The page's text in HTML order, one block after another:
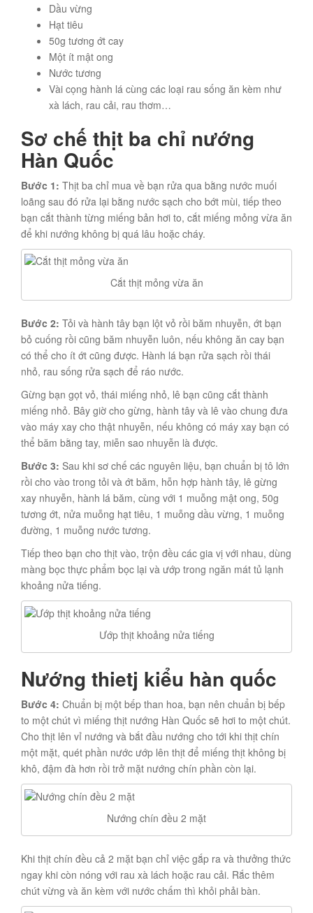
Dầu vừng
Hạt tiêu
50g tương ớt cay
Một ít mật ong
Nước tương
Vài cọng hành lá cùng các loại rau sống ăn kèm như
xà lách, rau cải, rau thơm…
Sơ chế thịt ba chỉ nướng
Hàn Quốc
Bước 1: Thịt ba chỉ mua về bạn rửa qua bằng nước muối
loãng sau đó rửa lại bằng nước sạch cho bớt mùi, tiếp theo
bạn cắt thành từng miếng bản hơi to, cắt miếng mỏng vừa ăn
để khi nướng không bị quá lâu hoặc cháy.
Cắt thịt mỏng vừa ăn
Bước 2: Tỏi và hành tây bạn lột vỏ rồi băm nhuyễn, ớt bạn
bỏ cuống rồi cũng băm nhuyễn luôn, nếu không ăn cay bạn
có thể cho ít ớt cũng được. Hành lá bạn rửa sạch rồi thái
nhỏ, rau sống rửa sạch để ráo nước.
Gừng bạn gọt vỏ, thái miếng nhỏ, lê bạn cũng cắt thành
miếng nhỏ. Bây giờ cho gừng, hành tây và lê vào chung đưa
vào máy xay cho thật nhuyễn, nếu không có máy xay bạn có
thể băm bằng tay, miễn sao nhuyễn là được.
Bước 3: Sau khi sơ chế các nguyên liệu, bạn chuẩn bị tô lớn
rồi cho vào trong tỏi và ớt băm, hỗn hợp hành tây, lê gừng
xay nhuyễn, hành lá băm, cùng với 1 muỗng mật ong, 50g
tương ớt, nửa muỗng hạt tiêu, 1 muỗng dầu vừng, 1 muỗng
đường, 1 muỗng nước tương.
Tiếp theo bạn cho thịt vào, trộn đều các gia vị với nhau, dùng
màng bọc thực phẩm bọc lại và ướp trong ngăn mát tủ lạnh
khoảng nửa tiếng.
Ướp thịt khoảng nửa tiếng
Nướng thietj kiểu hàn quốc
Bước 4: Chuẩn bị một bếp than hoa, bạn nên chuẩn bị bếp
to một chút vì miếng thịt nướng Hàn Quốc sẽ hơi to một chút.
Cho thịt lên vỉ nướng và bắt đầu nướng cho tới khi thịt chín
một mặt, quét phần nước ướp lên thịt để miếng thịt không bị
khô, đậm đà hơn rồi trở mặt nướng chín phần còn lại.
Nướng chín đều 2 mặt
Khi thịt chín đều cả 2 mặt bạn chỉ việc gắp ra và thưởng thức
ngay khi còn nóng với rau xà lách hoặc rau cải. Rắc thêm
chút vừng và ăn kèm với nước chấm thì khỏi phải bàn.